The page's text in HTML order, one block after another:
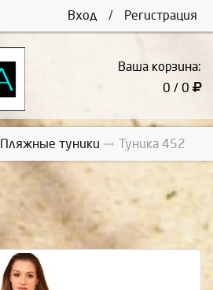
Вход / Регистрация
Ваша корзина:
0 / 0
Пляжные туники Туника 452